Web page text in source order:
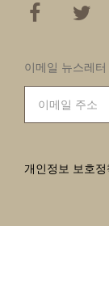
이메일 뉴스레터
개인정보 보호정